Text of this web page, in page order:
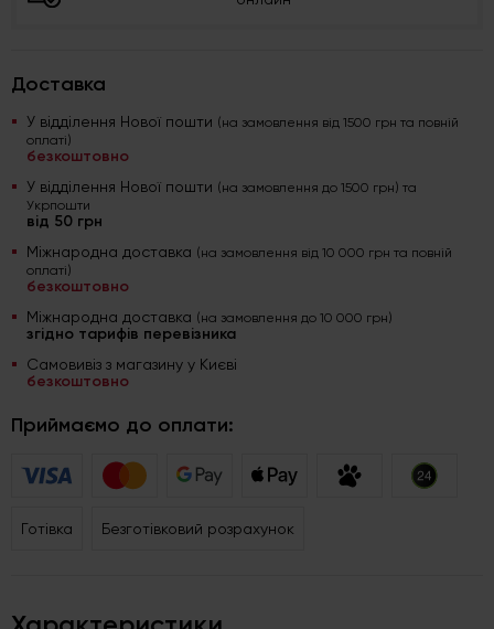
Доставка
У відділення Нової пошти (на замовлення від 1500 грн та повній
оплаті)
безкоштовно
У відділення Нової пошти (на замовлення до 1500 грн) та
Укрпошти
від 50 грн
Міжнародна доставка (на замовлення від 10 000 грн та повній
оплаті)
безкоштовно
Міжнародна доставка (на замовлення до 10 000 грн)
згідно тарифів перевізника
Самовивіз з магазину у Києві
безкоштовно
Приймаємо до оплати:
Готівка Безготівковий розрахунок